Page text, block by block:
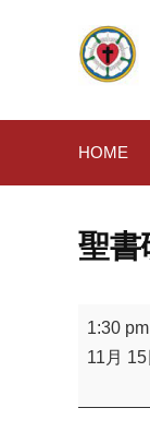
HOME
聖書
聖
書
究・
1:30 pm
11月 15